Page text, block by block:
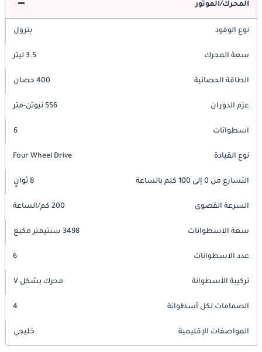
المحرك/الموتور
نوع الوقود بترول
سعة المحرك 3.5 ليتر
الطاقة الحصانية 400 حصان
عزم الدوران 556 نيوتن-متر
اسطوانات 6
نوع القيادة Four Wheel Drive
التسارع من 0 إلى 100 كلم بالساعة 8 ثوانٍ
السرعة القصوى 200 كم/الساعة
سعة الاسطوانات 3498 سنتيمتر مكبع
عدد الاسطوانات 6
تركيبة الأسطوانة محرك بشكل V
الصمامات لكل أسطوانة 4
المواصفات الإقليمية خليجي